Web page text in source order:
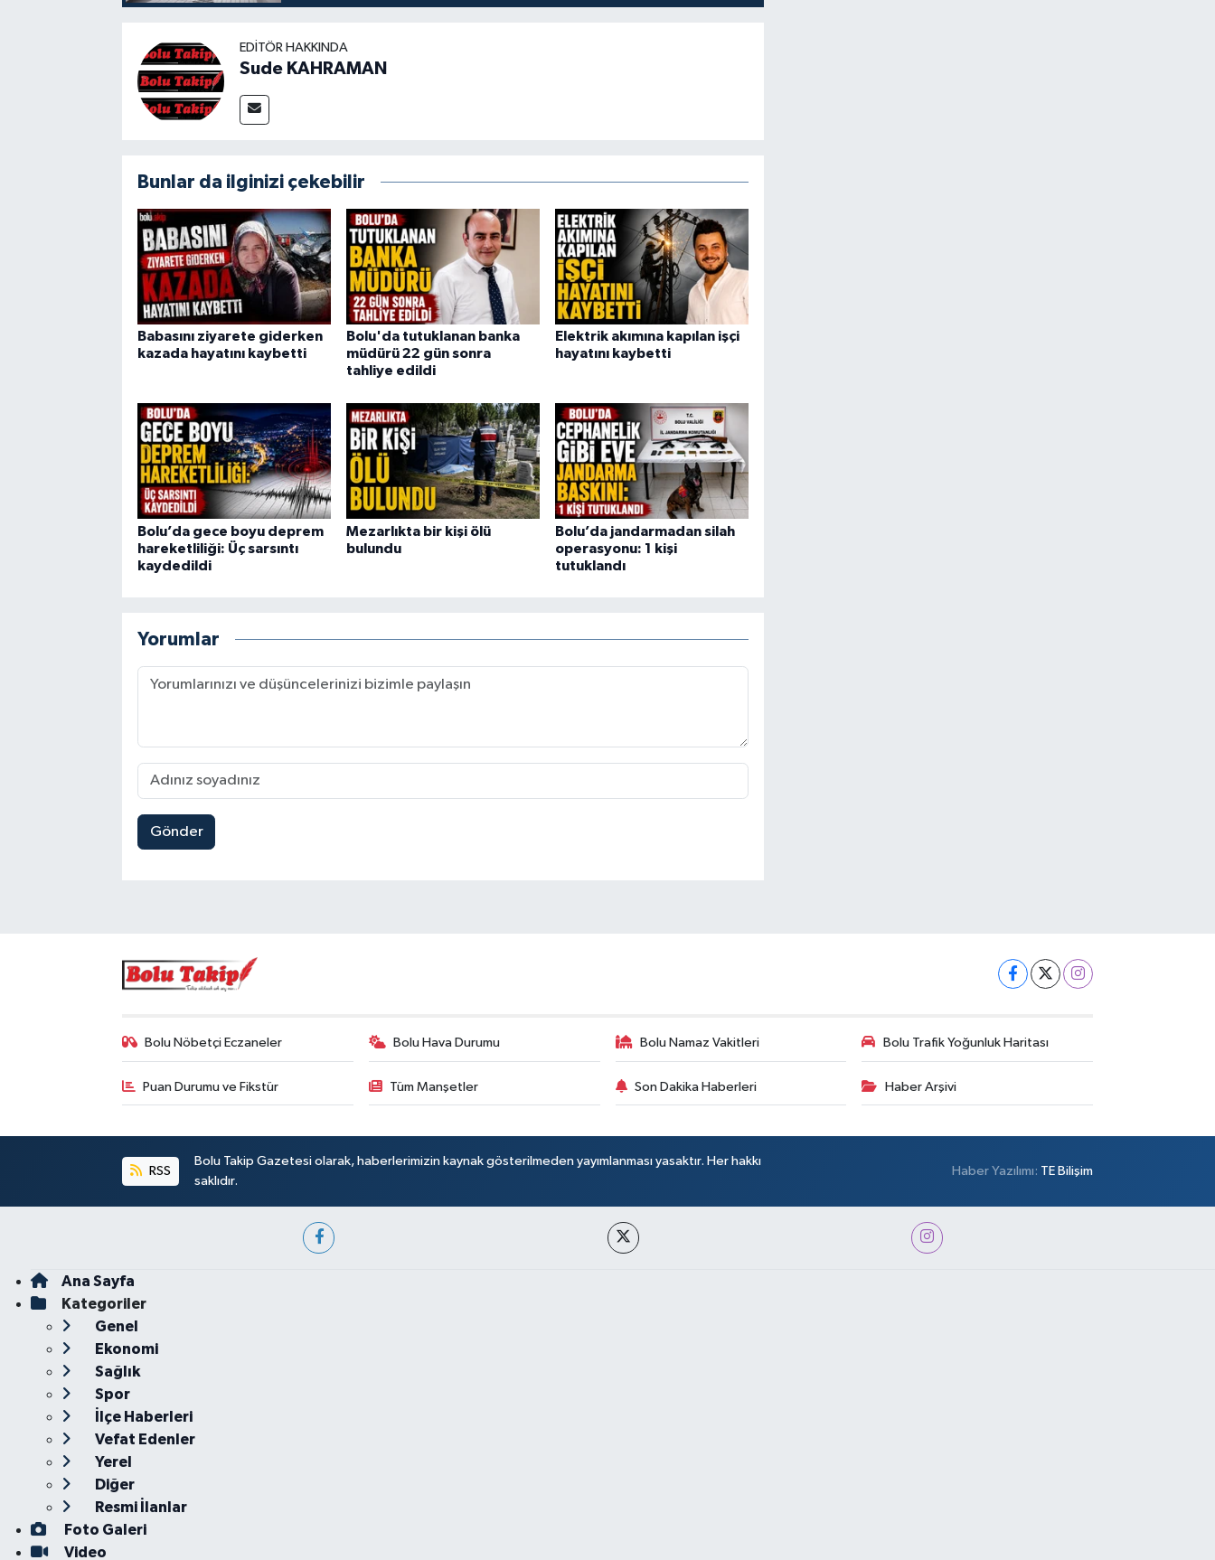
EDITÖR HAKKINDA
Sude KAHRAMAN
Bunlar da ilginizi çekebilir
Babasını ziyarete giderken
kazada hayatını kaybetti
Bolu'da tutuklanan banka
müdürü 22 gün sonra
tahliye edildi
Elektrik akımına kapılan işçi
hayatını kaybetti
Bolu’da gece boyu deprem
hareketliliği: Üç sarsıntı
kaydedildi
Mezarlıkta bir kişi ölü
bulundu
Bolu’da jandarmadan silah
operasyonu: 1 kişi
tutuklandı
Yorumlar
Gönder
Bolu Nöbetçi Eczaneler Bolu Hava Durumu Bolu Namaz Vakitleri Bolu Trafik Yoğunluk Haritası
Puan Durumu ve Fikstür Tüm Manşetler Son Dakika Haberleri Haber Arşivi
RSS
Bolu Takip Gazetesi olarak, haberlerimizin kaynak gösterilmeden yayımlanması yasaktır. Her hakkı
saklıdır.
Haber Yazılımı: TE Bilişim
Ana Sayfa
Kategoriler
Genel
Ekonomi
Sağlık
Spor
İlçe Haberleri
Vefat Edenler
Yerel
Diğer
Resmi İlanlar
Foto Galeri
Video